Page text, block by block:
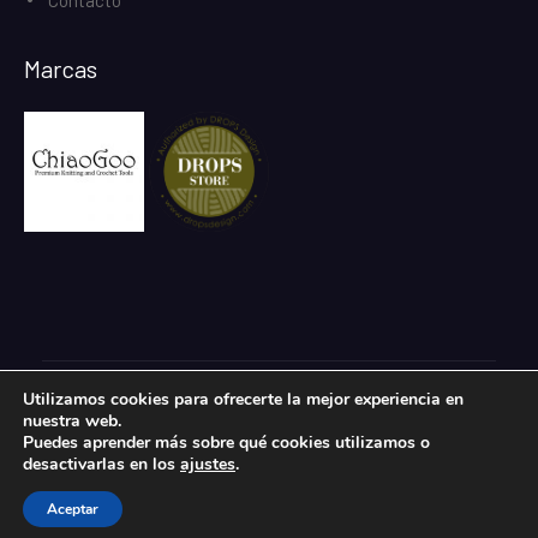
Marcas
Todos los derechos reservados.
eCommerce Gem porProDesigns
Utilizamos cookies para ofrecerte la mejor experiencia en
nuestra web.
Puedes aprender más sobre qué cookies utilizamos o
desactivarlas en los ajustes.
Aceptar